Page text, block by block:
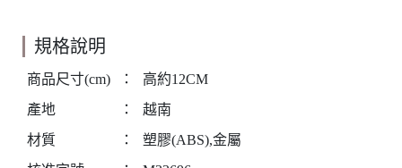
規格說明
商品尺寸(cm) ：
高約12CM
產地
：
越南
材質
：
塑膠(ABS),金屬